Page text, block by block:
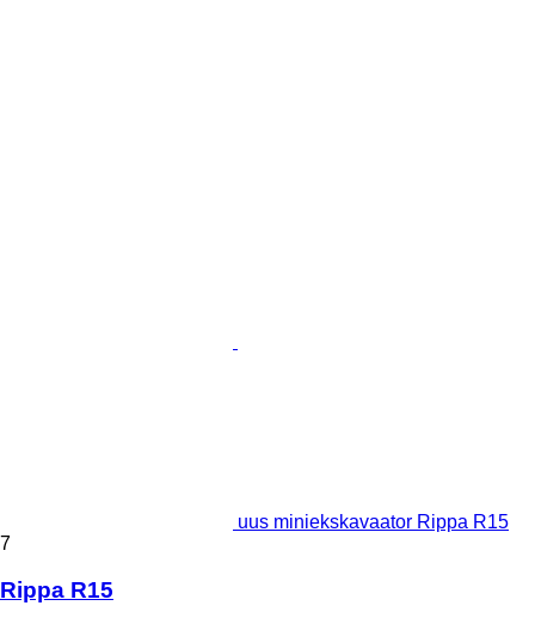
uus miniekskavaator Rippa R15
7
Rippa R15